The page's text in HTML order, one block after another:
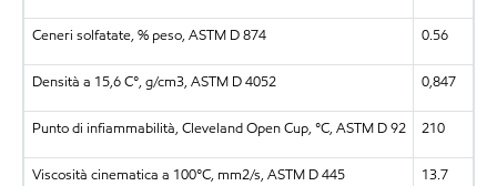
Ceneri solfatate, % peso, ASTM D 874 0.56
Densità a 15,6 C°, g/cm3, ASTM D 4052 0,847
Punto di infiammabilità, Cleveland Open Cup, °C, ASTM D 92 210
Viscosità cinematica a 100°C, mm2/s, ASTM D 445 13.7